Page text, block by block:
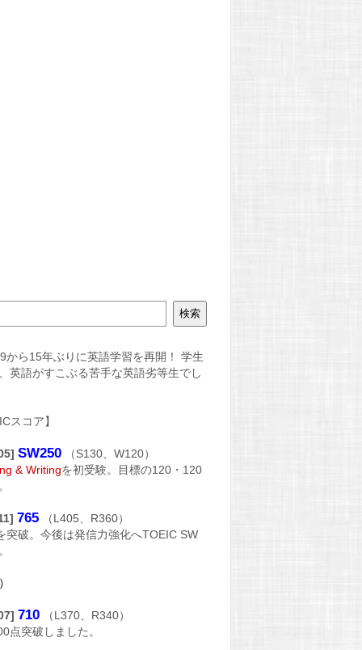
検索
から15年ぶりに英語学習を再開！ 学生
英語がすこぶる苦手な英語劣等生でし
スコア】
SW250 （S130、W120）
& Writingを初受験。目標の120・120
765 （L405、R360）
突破。今後は発信力強化へTOEIC SW
710 （L370、R340）
点突破しました。